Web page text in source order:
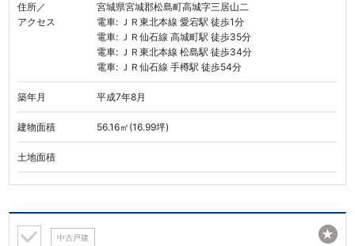
住所／
アクセス
宮城県宮城郡松島町高城字三居山二
電車: ＪＲ東北本線 愛宕駅 徒歩1分
電車: ＪＲ仙石線 高城町駅 徒歩35分
電車: ＪＲ東北本線 松島駅 徒歩34分
電車: ＪＲ仙石線 手樽駅 徒歩54分
築年月 平成7年8月
建物面積 56.16㎡(16.99坪)
土地面積
中古戸建 ★